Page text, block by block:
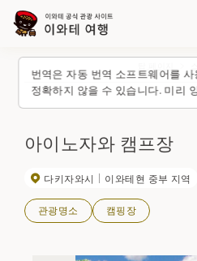
번역은 자동 번역 소프트웨어를
정확하지 않을 수 있습니다. 미리
아이노자와 캠프장
다키자와시 이와테현 중부 지역
관광명소 캠핑장